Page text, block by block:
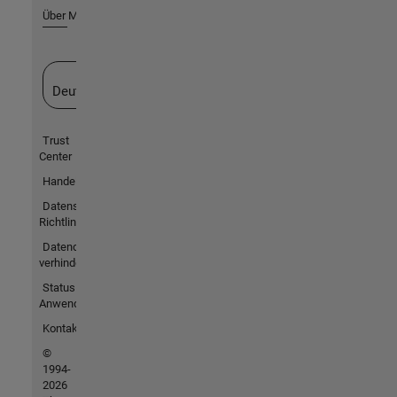
Über MathWorks
Deutschland
Trust
Center
Handelsmarken
Datenschutz-
Richtlinien
Datendiebstahl
verhindern
Status von
Anwendungen
Kontakt
©
1994-
2026